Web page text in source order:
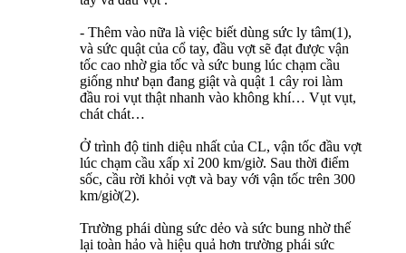
- Thêm vào nữa là việc biết dùng sức ly tâm(1),
và sức quật của cổ tay, đầu vợt sẽ đạt được vận
tốc cao nhờ gia tốc và sức bung lúc chạm cầu
giống như bạn đang giật và quật 1 cây roi làm
đầu roi vụt thật nhanh vào không khí… Vụt vụt,
chát chát…
Ở trình độ tinh diệu nhất của CL, vận tốc đầu vợt
lúc chạm cầu xấp xỉ 200 km/giờ. Sau thời điểm
sốc, cầu rời khỏi vợt và bay với vận tốc trên 300
km/giờ(2).
Trường phái dùng sức dẻo và sức bung nhờ thế
lại toàn hảo và hiệu quả hơn trường phái sức